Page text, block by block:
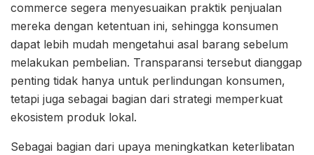
commerce segera menyesuaikan praktik penjualan
mereka dengan ketentuan ini, sehingga konsumen
dapat lebih mudah mengetahui asal barang sebelum
melakukan pembelian. Transparansi tersebut dianggap
penting tidak hanya untuk perlindungan konsumen,
tetapi juga sebagai bagian dari strategi memperkuat
ekosistem produk lokal.
Sebagai bagian dari upaya meningkatkan keterlibatan